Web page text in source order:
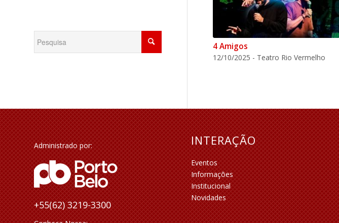
4 Amigos
12/10/2025 - Teatro Rio Vermelho
Administrado por:
+55(62) 3219-3300
INTERAÇÃO
Eventos
Informações
Institucional
Novidades